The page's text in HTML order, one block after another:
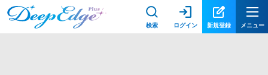
検索 ログイン 新規登録 メニュー